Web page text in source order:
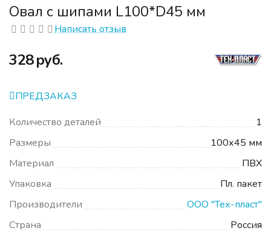
Овал с шипами L100*D45 мм
Написать отзыв
‍328‍руб.
ПРЕДЗАКАЗ
Количество деталей
1
Размеры
100х45 мм
Материал
ПВХ
Упаковка
Пл. пакет
Производители
ООО "Тех-пласт"
Страна
Россия